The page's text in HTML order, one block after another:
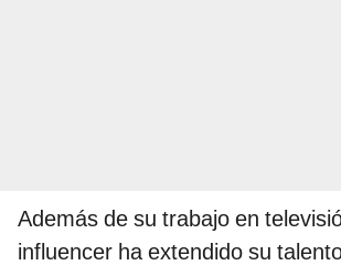
Además de su trabajo en
influencer ha extendido su